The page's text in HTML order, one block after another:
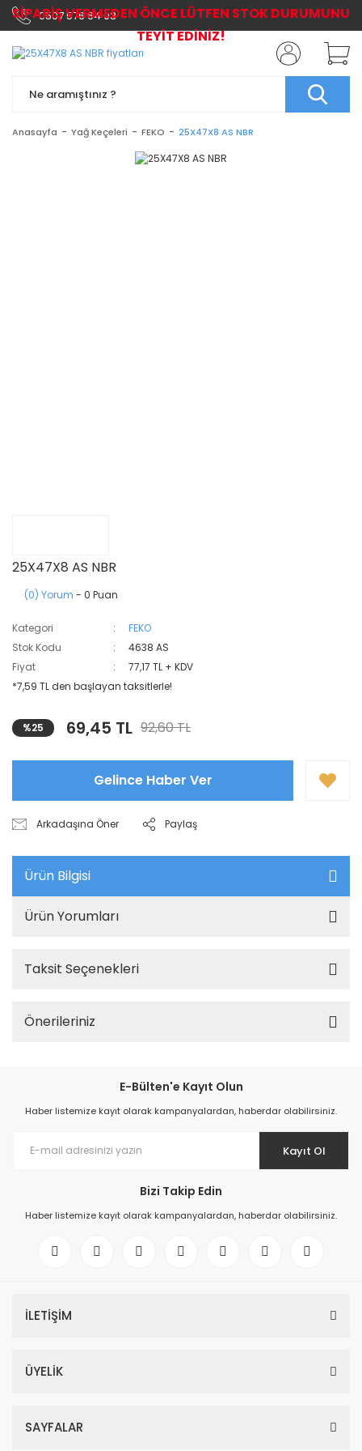
0507 576 64 03
Anasayfa Yağ Keçeleri FEKO 25X47X8 AS NBR
25X47X8 AS NBR
(0) Yorum - 0 Puan
Kategori
FEKO
Stok Kodu
4638 AS
Fiyat
77,17 TL + KDV
*7,59 TL den başlayan taksitlerle!
%25 69,45 TL 92,60 TL
Gelince Haber Ver
Arkadaşına Öner Paylaş
Ürün Bilgisi
Ürün Yorumları
Taksit Seçenekleri
Önerileriniz
E-Bülten'e Kayıt Olun
Haber listemize kayıt olarak kampanyalardan, haberdar olabilirsiniz.
Kayıt Ol
Bizi Takip Edin
Haber listemize kayıt olarak kampanyalardan, haberdar olabilirsiniz.
İLETİŞİM
ÜYELİK
SAYFALAR
SİPARİŞ VERMEDEN ÖNCE LÜTFEN STOK DURUMUNU
TEYİT EDİNİZ!